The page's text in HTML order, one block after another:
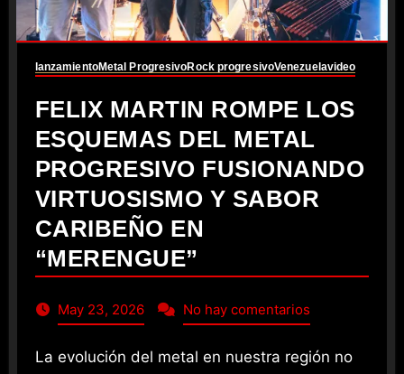
lanzamientoMetal ProgresivoRock progresivoVenezuelavideo
FELIX MARTIN ROMPE LOS
ESQUEMAS DEL METAL
PROGRESIVO FUSIONANDO
VIRTUOSISMO Y SABOR
CARIBEÑO EN
“MERENGUE”
May 23, 2026 No hay comentarios
La evolución del metal en nuestra región no